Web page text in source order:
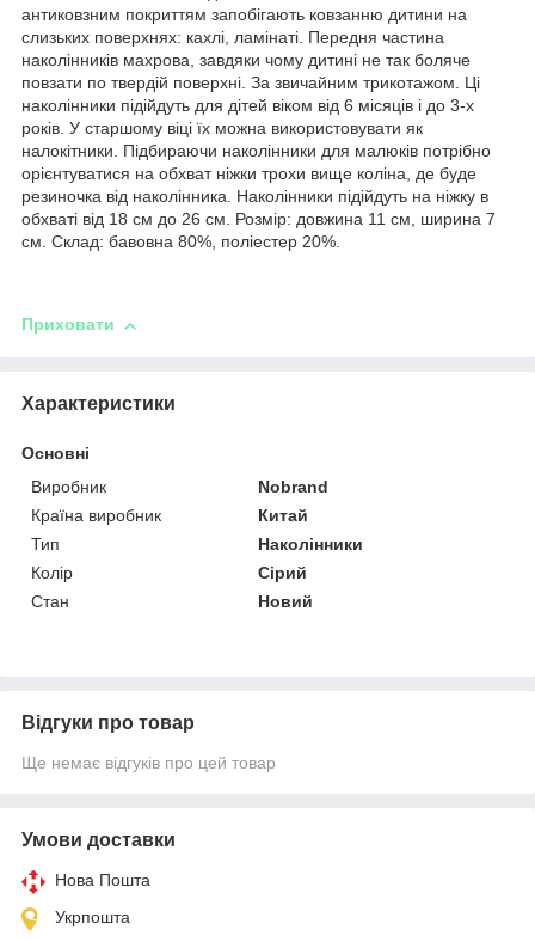
антиковзним покриттям запобігають ковзанню дитини на
слизьких поверхнях: кахлі, ламінаті. Передня частина
наколінників махрова, завдяки чому дитині не так боляче
повзати по твердій поверхні. За звичайним трикотажом. Ці
наколінники підійдуть для дітей віком від 6 місяців і до 3-х
років. У старшому віці їх можна використовувати як
налокітники. Підбираючи наколінники для малюків потрібно
орієнтуватися на обхват ніжки трохи вище коліна, де буде
резиночка від наколінника. Наколінники підійдуть на ніжку в
обхваті від 18 см до 26 см. Розмір: довжина 11 см, ширина 7
см. Склад: бавовна 80%, поліестер 20%.
Приховати
Характеристики
Основні
Виробник
Nobrand
Країна виробник
Китай
Тип
Наколінники
Колір
Сірий
Стан
Новий
Відгуки про товар
Ще немає відгуків про цей товар
Умови доставки
Нова Пошта
Укрпошта